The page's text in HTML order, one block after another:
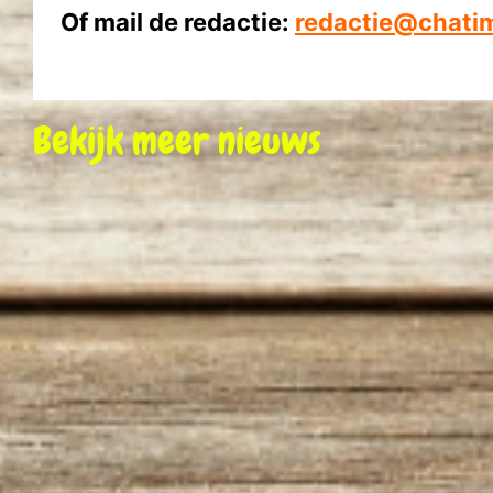
Of mail de redactie:
Bekijk meer nieuws